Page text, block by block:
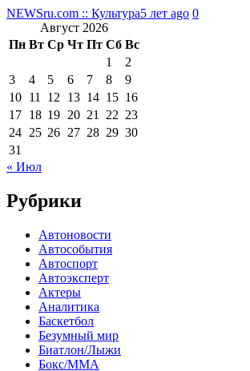
NEWSru.com :: Культура5 лет ago 0
Август 2026
Пн Вт Ср Чт Пт Сб Вс
1
2
3
4 5 6 7 8
9
10 11 12 13 14 15 16
17 18 19 20 21 22 23
24 25 26 27 28 29 30
31
« Июл
Рубрики
Автоновости
Автособытия
Автоспорт
Автоэксперт
Актеры
Аналитика
Баскетбол
Безумный мир
Биатлон/Лыжи
Бокс/MMA